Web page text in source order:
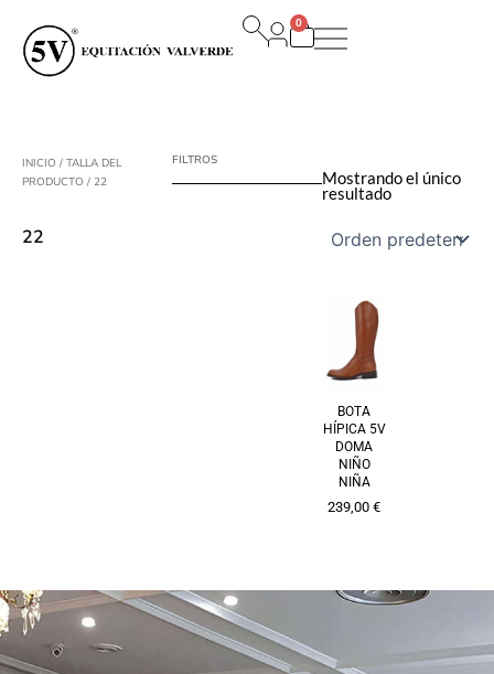
contenido
0
Carrito
INICIO / TALLA DEL
PRODUCTO / 22
22
FILTROS
Mostrando el único
resultado
BOTA
HÍPICA 5V
DOMA
NIÑO
NIÑA
239,00 €